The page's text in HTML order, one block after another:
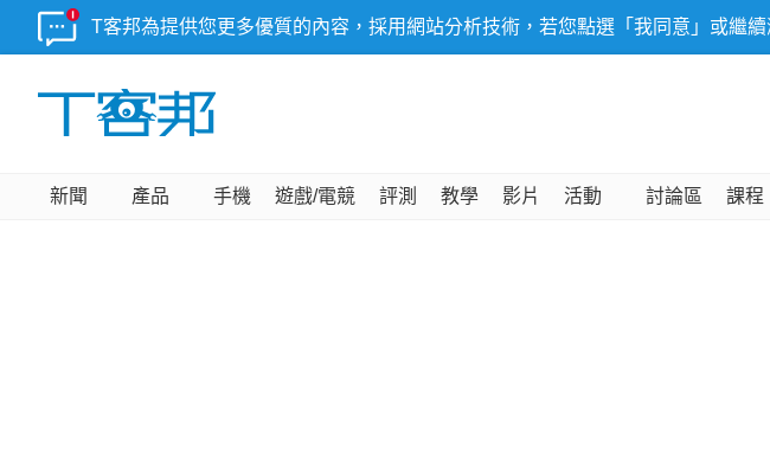
T客邦為提供您更多優質的內容，採用網站分析技術，若您點選「我同意」或繼
新聞 產品 手機 遊戲/電競 評測 教學 影片 活動 討論區 課程